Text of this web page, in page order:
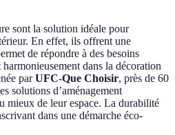
sont la solution idéale pour
En effet, ils offrent une
de répondre à des besoins
dans la décoration
parUFC-Que Choisir, près de 60
solutions d’aménagement
mieux de leur espace. La durabilité
dans une démarche éco-